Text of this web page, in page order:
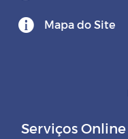
Mapa do Site
Serviços Online